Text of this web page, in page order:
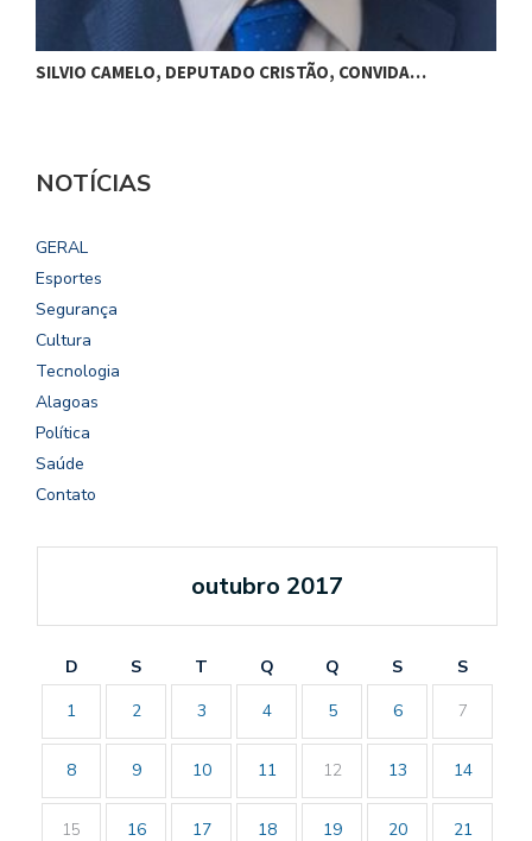
SILVIO CAMELO, DEPUTADO CRISTÃO, CONVIDA…
NOTÍCIAS
GERAL
Esportes
Segurança
Cultura
Tecnologia
Alagoas
Política
Saúde
Contato
outubro 2017
D S T Q Q S
S
1
2 3 4 5 6 7
8 9 10 11 12 13 14
15 16 17 18 19 20 21